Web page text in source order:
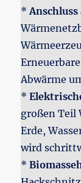
*
Abwärme
*
großen Teil
Erde,
wird
*